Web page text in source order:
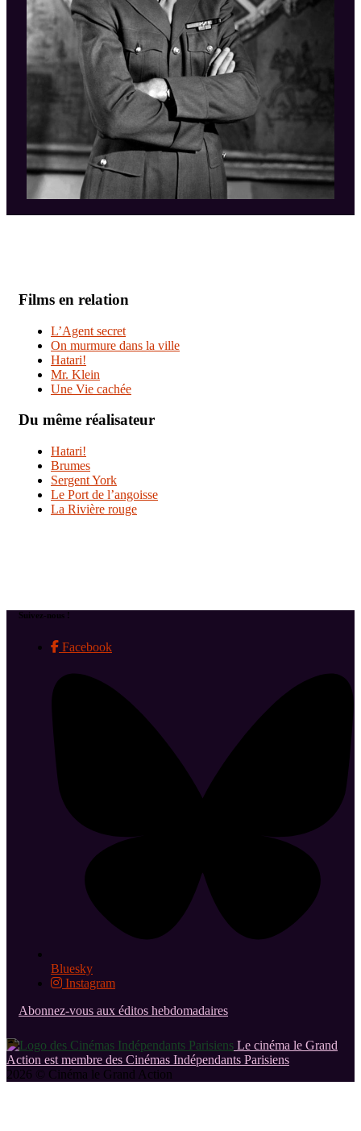
Films en relation
L’Agent secret
On murmure dans la ville
Hatari!
Mr. Klein
Une Vie cachée
Du même réalisateur
Hatari!
Brumes
Sergent York
Le Port de l’angoisse
La Rivière rouge
Suivez-nous !
Facebook
Bluesky
Instagram
Abonnez-vous aux éditos hebdomadaires
Le cinéma le Grand
Action est membre des Cinémas Indépendants Parisiens
2026 © Cinéma le Grand Action